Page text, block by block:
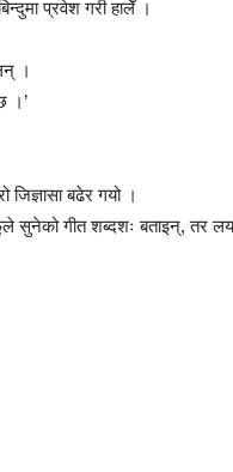
प्रवेश गरी हालेँ ।
।
।’
जिज्ञासा बढेर गयो ।
सुनेको गीत शब्दशः बताइन्, तर